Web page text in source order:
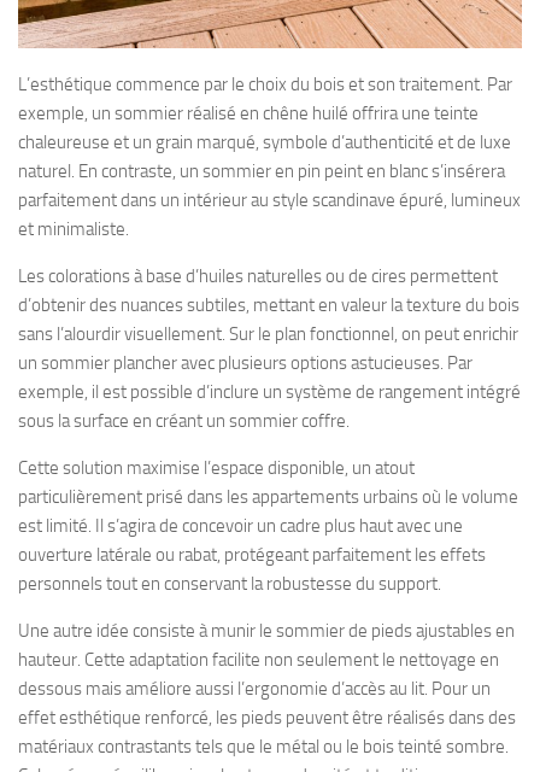
L’esthétique commence par le choix du bois et son traitement. Par
exemple, un sommier réalisé en chêne huilé offrira une teinte
chaleureuse et un grain marqué, symbole d’authenticité et de luxe
naturel. En contraste, un sommier en pin peint en blanc s’insérera
parfaitement dans un intérieur au style scandinave épuré, lumineux
et minimaliste.
Les colorations à base d’huiles naturelles ou de cires permettent
d’obtenir des nuances subtiles, mettant en valeur la texture du bois
sans l’alourdir visuellement. Sur le plan fonctionnel, on peut enrichir
un sommier plancher avec plusieurs options astucieuses. Par
exemple, il est possible d’inclure un système de rangement intégré
sous la surface en créant un sommier coffre.
Cette solution maximise l’espace disponible, un atout
particulièrement prisé dans les appartements urbains où le volume
est limité. Il s’agira de concevoir un cadre plus haut avec une
ouverture latérale ou rabat, protégeant parfaitement les effets
personnels tout en conservant la robustesse du support.
Une autre idée consiste à munir le sommier de pieds ajustables en
hauteur. Cette adaptation facilite non seulement le nettoyage en
dessous mais améliore aussi l’ergonomie d’accès au lit. Pour un
effet esthétique renforcé, les pieds peuvent être réalisés dans des
matériaux contrastants tels que le métal ou le bois teinté sombre.